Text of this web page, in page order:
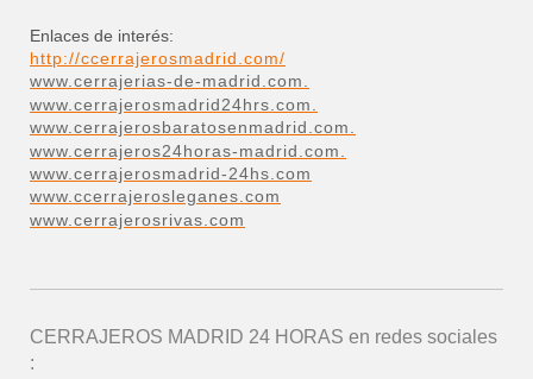
Enlaces de interés:
http://ccerrajerosmadrid.com/
www.cerrajerias-de-madrid.com.
www.cerrajerosmadrid24hrs.com.
www.cerrajerosbaratosenmadrid.com.
www.cerrajeros24horas-madrid.com.
www.cerrajerosmadrid-24hs.com
www.ccerrajerosleganes.com
www.cerrajerosrivas.com
CERRAJEROS MADRID 24 HORAS en redes sociales
: